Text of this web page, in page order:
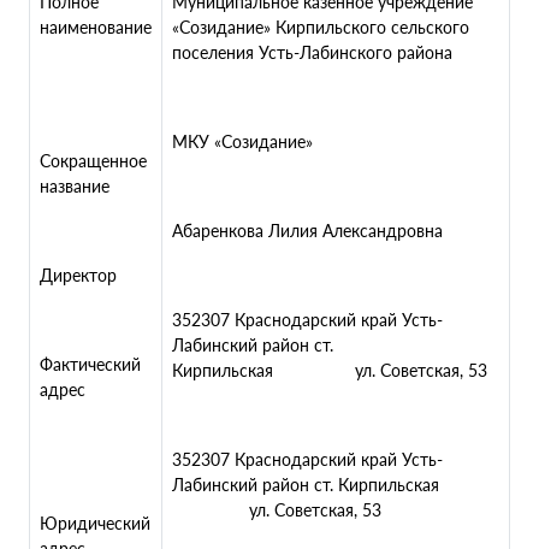
наименование
Сокращенное
название
Директор
Фактический
адрес
Юридический
«Созидание» Кирпильского сельского
поселения Усть-Лабинского района
МКУ «Созидание»
Абаренкова Лилия Александровна
352307 Краснодарский край Усть-
Лабинский район ст.
Кирпильская ул. Советская, 53
352307 Краснодарский край Усть-
Лабинский район ст. Кирпильская
ул. Советская, 53